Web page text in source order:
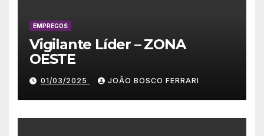
EMPREGOS
Vigilante Líder – ZONA
OESTE
01/03/2025 JOÃO BOSCO FERRARI